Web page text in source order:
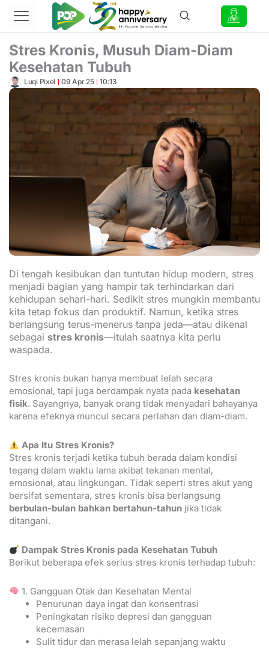
Lewati
konten
Stres Kronis, Musuh Diam-Diam
Kesehatan Tubuh
Luqi Pixel 09 Apr 25 10:13
Di tengah kesibukan dan tuntutan hidup modern, stres
menjadi bagian yang hampir tak terhindarkan dari
kehidupan sehari-hari. Sedikit stres mungkin membantu
kita tetap fokus dan produktif. Namun, ketika stres
berlangsung terus-menerus tanpa jeda—atau dikenal
sebagai stres kronis—itulah saatnya kita perlu
waspada.
Stres kronis bukan hanya membuat lelah secara
emosional, tapi juga berdampak nyata pada kesehatan
fisik. Sayangnya, banyak orang tidak menyadari bahayanya
karena efeknya muncul secara perlahan dan diam-diam.
Apa Itu Stres Kronis?
Stres kronis terjadi ketika tubuh berada dalam kondisi
tegang dalam waktu lama akibat tekanan mental,
emosional, atau lingkungan. Tidak seperti stres akut yang
bersifat sementara, stres kronis bisa berlangsung
berbulan-bulan bahkan bertahun-tahun jika tidak
ditangani.
Dampak Stres Kronis pada Kesehatan Tubuh
Berikut beberapa efek serius stres kronis terhadap tubuh:
1. Gangguan Otak dan Kesehatan Mental
Penurunan daya ingat dan konsentrasi
Peningkatan risiko depresi dan gangguan
kecemasan
Sulit tidur dan merasa lelah sepanjang waktu